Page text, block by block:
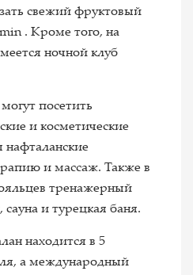
свежий фруктовый
. Кроме того, на
ночной клуб
посетить
и косметические
и массаж. Также в
тренажерный
и турецкая баня.
находится в 5
а международный